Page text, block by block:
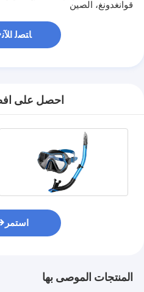
قوانغدونغ، الصين
ﺎﺘﺼﻟ ﺍﻶﻧ
احصل على
استمر
المنتجات الموصى بها